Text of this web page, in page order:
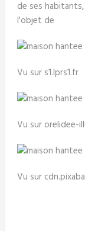
de ses
l'objet de
Vu sur s1.lprs1.fr
Vu sur orelidee-
Vu sur